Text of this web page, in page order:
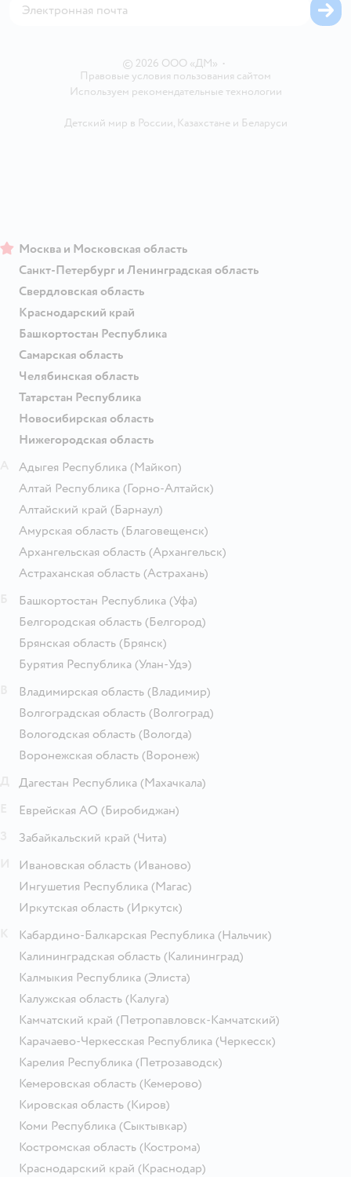
© 2026 ООО «ДМ» •
Правовые условия пользования сайтом
Используем рекомендательные технологии
Детский мир в России, Казахстанеи Беларуси
Москва и Московская область
Санкт-Петербург и Ленинградская область
Свердловская область
Краснодарский край
Башкортостан Республика
Самарская область
Челябинская область
Татарстан Республика
Новосибирская область
Нижегородская область
Адыгея Республика (Майкоп)
Алтай Республика (Горно-Алтайск)
Алтайский край (Барнаул)
Амурская область (Благовещенск)
Архангельская область (Архангельск)
Астраханская область (Астрахань)
Башкортостан Республика (Уфа)
Белгородская область (Белгород)
Брянская область (Брянск)
Бурятия Республика (Улан-Удэ)
Владимирская область (Владимир)
Волгоградская область (Волгоград)
Вологодская область (Вологда)
Воронежская область (Воронеж)
Дагестан Республика (Махачкала)
Еврейская АО (Биробиджан)
Забайкальский край (Чита)
Ивановская область (Иваново)
Ингушетия Республика (Магас)
Иркутская область (Иркутск)
Кабардино-Балкарская Республика (Нальчик)
Калининградская область (Калининград)
Калмыкия Республика (Элиста)
Калужская область (Калуга)
Камчатский край (Петропавловск-Камчатский)
Карачаево-Черкесская Республика (Черкесск)
Карелия Республика (Петрозаводск)
Кемеровская область (Кемерово)
Кировская область (Киров)
Коми Республика (Сыктывкар)
Костромская область (Кострома)
Краснодарский край (Краснодар)